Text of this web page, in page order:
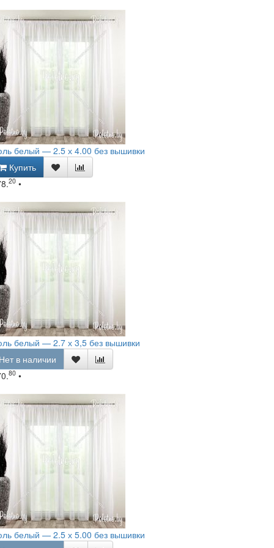
белый — 2.5 х 4.00 без вышивки
Купить
20 •
белый — 2.7 х 3,5 без вышивки
в наличии
80 •
белый — 2.5 х 5.00 без вышивки